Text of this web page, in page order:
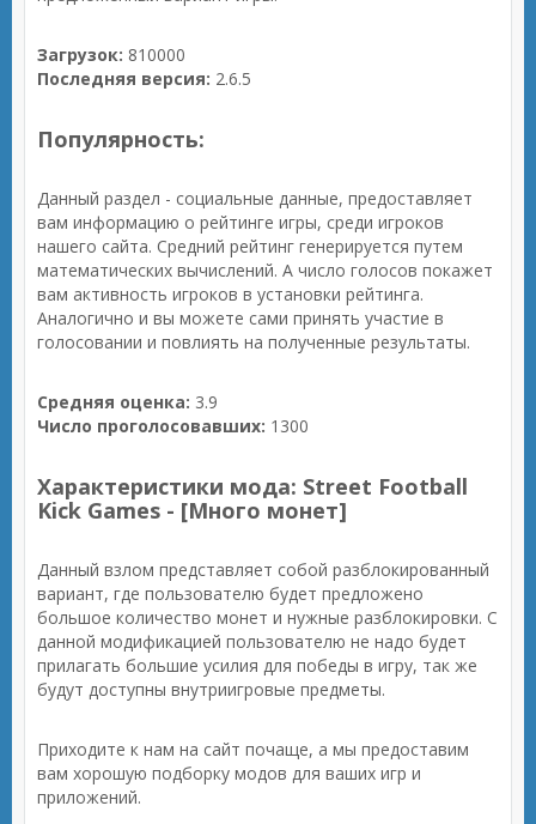
Загрузок: 810000
Последняя версия: 2.6.5
Популярность:
Данный раздел - социальные данные, предоставляет
вам информацию о рейтинге игры, среди игроков
нашего сайта. Средний рейтинг генерируется путем
математических вычислений. А число голосов покажет
вам активность игроков в установки рейтинга.
Аналогично и вы можете сами принять участие в
голосовании и повлиять на полученные результаты.
Средняя оценка: 3.9
Число проголосовавших: 1300
Характеристики мода: Street Football
Kick Games - [Много монет]
Данный взлом представляет собой разблокированный
вариант, где пользователю будет предложено
большое количество монет и нужные разблокировки. С
данной модификацией пользователю не надо будет
прилагать большие усилия для победы в игру, так же
будут доступны внутриигровые предметы.
Приходите к нам на сайт почаще, а мы предоставим
вам хорошую подборку модов для ваших игр и
приложений.